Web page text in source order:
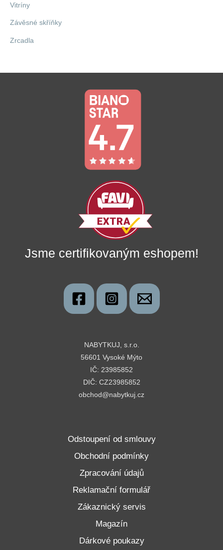
Vitríny
Závěsné skříňky
Zrcadla
Jsme certifikovaným eshopem!
NABYTKUJ, s.r.o.
56601 Vysoké Mýto
IČ: 23985852
DIČ: CZ23985852
obchod@nabytkuj.cz
Odstoupení od smlouvy
Obchodní podmínky
Zpracování údajů
Reklamační formulář
Zákaznický servis
Magazín
Dárkové poukazy